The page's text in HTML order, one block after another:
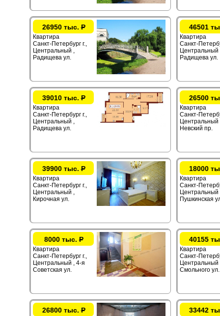
26950 тыс.Р
Квартира
Санкт-Петербург г.,
Центральный ,
Радищева ул.
46501
Квартира
Санкт-
Центральный
Радищева ул.
39010 тыс.Р
Квартира
Санкт-Петербург г.,
Центральный ,
Радищева ул.
26500
Квартира
Санкт-
Центральный
Невский пр.
39900 тыс.Р
Квартира
Санкт-Петербург г.,
Центральный ,
Кирочная ул.
18000
Квартира
Санкт-
Центральный
Пушкинская
8000 тыс.Р
Квартира
Санкт-Петербург г.,
Центральный , 4-я
Советская ул.
40155
Квартира
Санкт-
Центральный
Смольного ул.
26800 тыс.Р 33442